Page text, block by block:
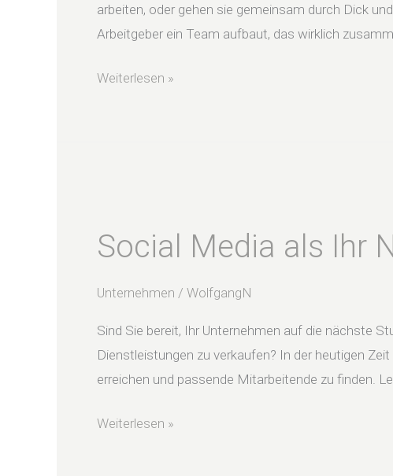
arbeiten, oder gehen sie gemeinsam durch Dick
Arbeitgeber ein Team aufbaut, das wirklich
Weiterlesen »
Social Media als Ihr
Unternehmen / WolfgangN
Sind Sie bereit, Ihr Unternehmen auf die nächste
Dienstleistungen zu verkaufen? In der heutigen
erreichen und passende Mitarbeitende zu finden.
als
Nr.
Vertriebs-
Tool
Weiterlesen »